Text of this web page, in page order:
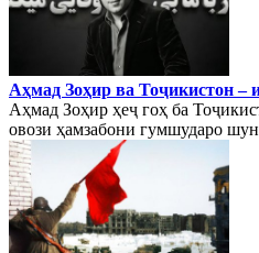
Аҳмад Зоҳир ва Тоҷикистон
Аҳмад Зоҳир ҳеҷ гоҳ ба
овози ҳамзабони гумшударо